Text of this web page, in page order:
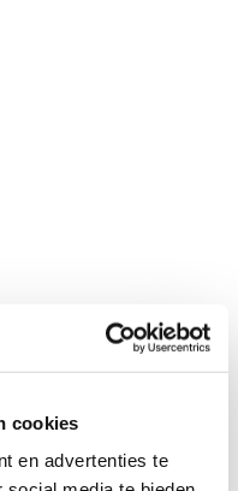
cookies
en advertenties te